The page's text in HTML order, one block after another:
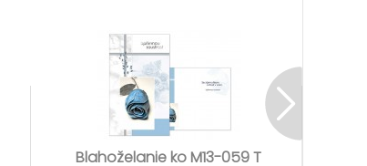
Blahoželanie ko M13-059 T